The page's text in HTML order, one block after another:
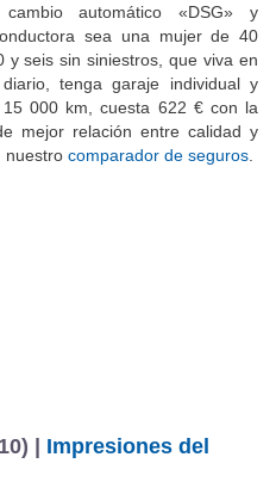
automático «DSG» y
sea una mujer de 40
seis sin siniestros, que viva en
tenga garaje individual y
000 km, cuesta 622 € con la
mejor relación entre calidad y
comparador de seguros
| Impresiones del